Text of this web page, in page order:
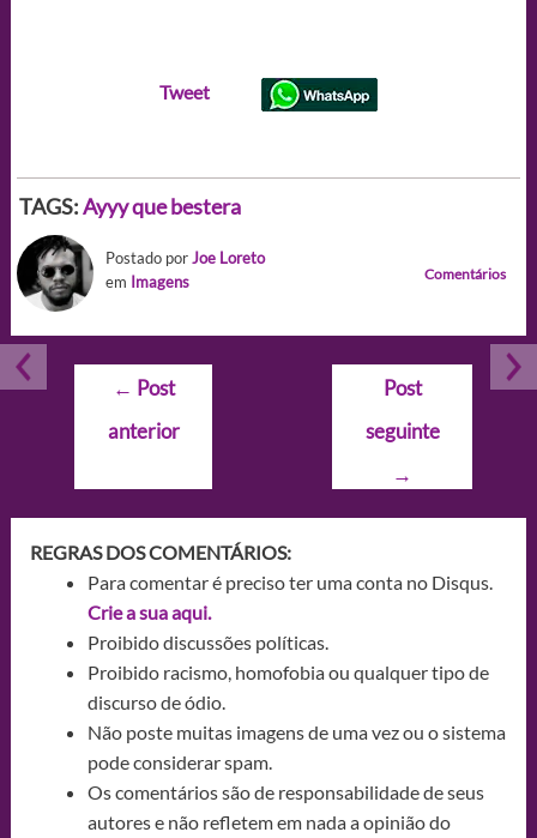
Tweet
TAGS:Ayyy que bestera
Postado porJoe Loreto
em Imagens Comentários
Navegação
Post
← Post
anterior
Post
seguinte
→
REGRAS DOS COMENTÁRIOS:
Para comentar é preciso ter uma conta no Disqus.
Crie a sua aqui.
Proibido discussões políticas.
Proibido racismo, homofobia ou qualquer tipo de
discurso de ódio.
Não poste muitas imagens de uma vez ou o sistema
pode considerar spam.
Os comentários são de responsabilidade de seus
autores e não refletem em nada a opinião do